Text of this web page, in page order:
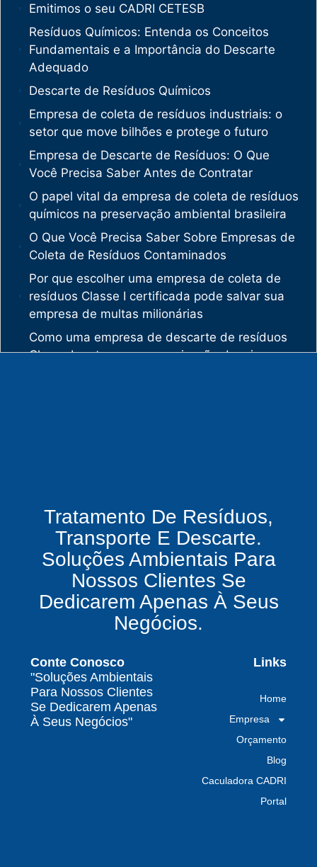
Emitimos o seu CADRI CETESB
Resíduos Químicos: Entenda os Conceitos
Fundamentais e a Importância do Descarte
Adequado
Descarte de Resíduos Químicos
Empresa de coleta de resíduos industriais: o
setor que move bilhões e protege o futuro
Empresa de Descarte de Resíduos: O Que
Você Precisa Saber Antes de Contratar
O papel vital da empresa de coleta de resíduos
químicos na preservação ambiental brasileira
O Que Você Precisa Saber Sobre Empresas de
Coleta de Resíduos Contaminados
Por que escolher uma empresa de coleta de
resíduos Classe I certificada pode salvar sua
empresa de multas milionárias
Como uma empresa de descarte de resíduos
Classe I protege sua organização de crimes
vê oportunidades bilionárias esperando para
serem exploradas.
O que uma empresa de gestão de resíduos
químicos precisa fazer para garantir segurança
e conformidade legal no Brasil
Como uma empresa de gestão de resíduos
contaminados protege o meio ambiente e
Por que contratar uma empresa de gestão de
resíduos classe I é fundamental para sua
indústria
Por que escolher uma empresa de
gerenciamento de resíduos especializada é
Tratamento De Resíduos,
Transporte E Descarte.
Soluções Ambientais Para
Nossos Clientes Se
Dedicarem Apenas À Seus
Negócios.
Conte Conosco
"Soluções Ambientais
Para Nossos Clientes
Se Dedicarem Apenas
À Seus Negócios"
Links
Home
Empresa
Orçamento
Blog
Caculadora CADRI
Portal